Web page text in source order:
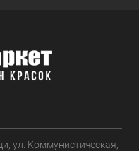
ул. Коммунистическая,